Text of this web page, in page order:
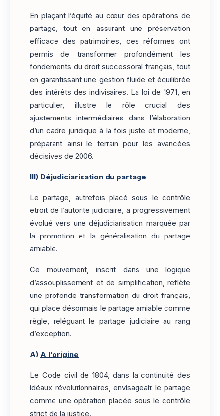
En plaçant l’équité au cœur des opérations de
partage, tout en assurant une préservation
efficace des patrimoines, ces réformes ont
permis de transformer profondément les
fondements du droit successoral français, tout
en garantissant une gestion fluide et équilibrée
des intérêts des indivisaires. La loi de 1971, en
particulier, illustre le rôle crucial des
ajustements intermédiaires dans l’élaboration
d’un cadre juridique à la fois juste et moderne,
préparant ainsi le terrain pour les avancées
décisives de 2006.
III) Déjudiciarisation du partage
Le partage, autrefois placé sous le contrôle
étroit de l’autorité judiciaire, a progressivement
évolué vers une déjudiciarisation marquée par
la promotion et la généralisation du partage
amiable.
Ce mouvement, inscrit dans une logique
d’assouplissement et de simplification, reflète
une profonde transformation du droit français,
qui place désormais le partage amiable comme
règle, reléguant le partage judiciaire au rang
d’exception.
A) A l’origine
Le Code civil de 1804, dans la continuité des
idéaux révolutionnaires, envisageait le partage
comme une opération placée sous le contrôle
strict de la justice.